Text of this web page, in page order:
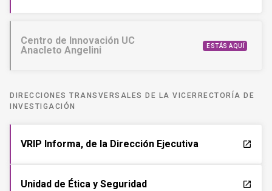
Centro de Innovación UC
Anacleto Angelini
ESTÁS AQUÍ
DIRECCIONES TRANSVERSALES DE LA VICERRECTORÍA DE
INVESTIGACIÓN
VRIP Informa, de la Dirección Ejecutiva launch
Unidad de Ética y Seguridad launch